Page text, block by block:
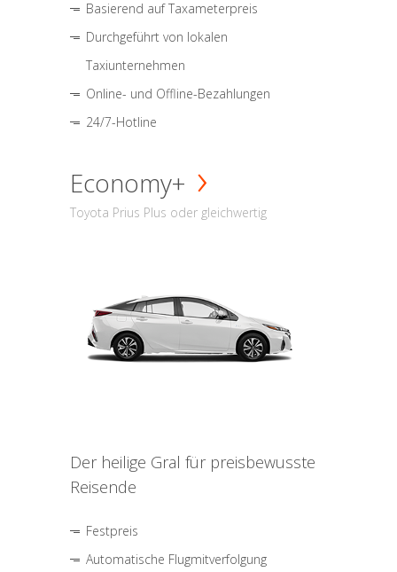
Basierend auf Taxameterpreis
Durchgeführt von lokalen
Taxiunternehmen
Online- und Offline-Bezahlungen
24/7-Hotline
Economy+
Toyota Prius Plus oder gleichwertig
Der heilige Gral für preisbewusste
Reisende
Festpreis
Automatische Flugmitverfolgung